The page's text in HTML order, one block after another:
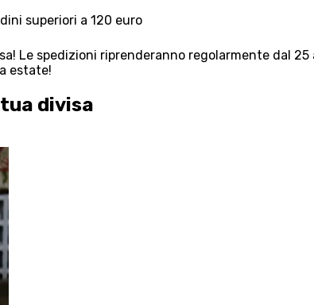
superiori a 120 euro
Le spedizioni riprenderanno regolarmente dal
estate!
divisa